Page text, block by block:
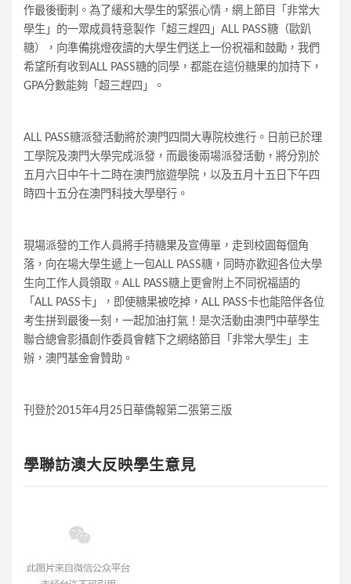
作最後衝刺。為了緩和大學生的緊張心情，網上節目「非常大
學生」的一眾成員特意製作「超三趕四」ALL PASS糖（歐趴
糖），向準備挑燈夜讀的大學生們送上一份祝福和鼓勵，我們
希望所有收到ALL PASS糖的同學，都能在這份糖果的加持下，
GPA分數能夠「超三趕四」。
ALL PASS糖派發活動將於澳門四間大專院校進行。日前已於理
工學院及澳門大學完成派發，而最後兩場派發活動，將分別於
五月六日中午十二時在澳門旅遊學院，以及五月十五日下午四
時四十五分在澳門科技大學舉行。
現場派發的工作人員將手持糖果及宣傳單，走到校園每個角
落，向在場大學生遞上一包ALL PASS糖，同時亦歡迎各位大學
生向工作人員領取。ALL PASS糖上更會附上不同祝福語的
「ALL PASS卡」，即使糖果被吃掉，ALL PASS卡也能陪伴各位
考生拼到最後一刻，一起加油打氣！是次活動由澳門中華學生
聯合總會影攝創作委員會轄下之網絡節目「非常大學生」主
辦，澳門基金會贊助。
刊登於2015年4月25日華僑報第二張第三版
學聯訪澳大反映學生意見